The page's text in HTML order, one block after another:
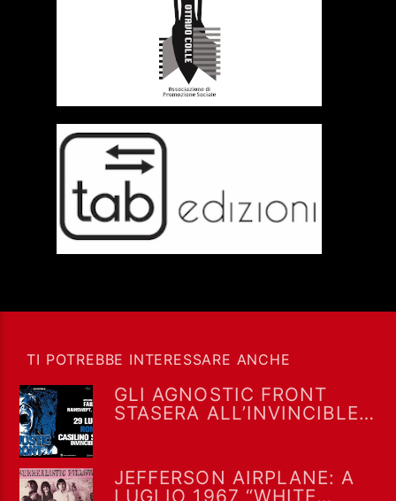
TI POTREBBE INTERESSARE ANCHE
GLI AGNOSTIC FRONT
STASERA ALL’INVINCIBLE
JEFFERSON AIRPLANE: A
LUGLIO 1967 “WHITE